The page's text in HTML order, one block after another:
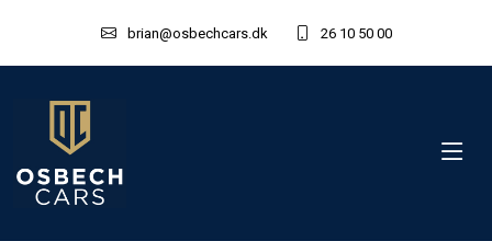
brian@osbechcars.dk 26 10 50 00